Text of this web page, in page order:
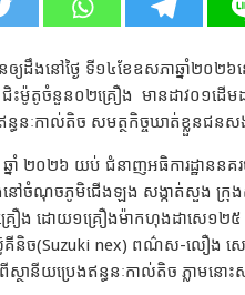
យដឹងនៅថ្ងៃ ទី១៤ខែឧសភាឆ្នាំ២០២៦ន
ជិះម៉ូតូចំនួន០២គ្រឿង មានដាវ០១ដើ
ន្ធនៈកាល់តិច សមត្ថកិច្ចឃាត់ខ្លួនជន
ឆ្នាំ ២០២៦ យប់ ជំនាញអធិការដ្ឋាន
នៅចំណុចភូមិជើងឡង សង្កាត់សួង ក្រុងសួ
គ្រឿង ដោយ១គ្រឿងម៉ាកហុងដាសេ១២
និច(Suzuki nex) ពណ៌ស-លឿង សេរី
នីយប្រេងឥន្ធនៈកាល់តិច ភ្លាមនោះស